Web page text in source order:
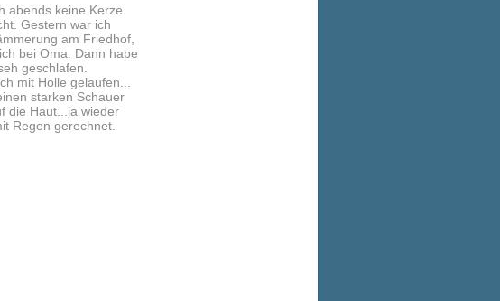
abends keine Kerze
Gestern war ich
am Friedhof,
bei Oma. Dann habe
geschlafen.
mit Holle gelaufen...
starken Schauer
die Haut...ja wieder
Regen gerechnet.